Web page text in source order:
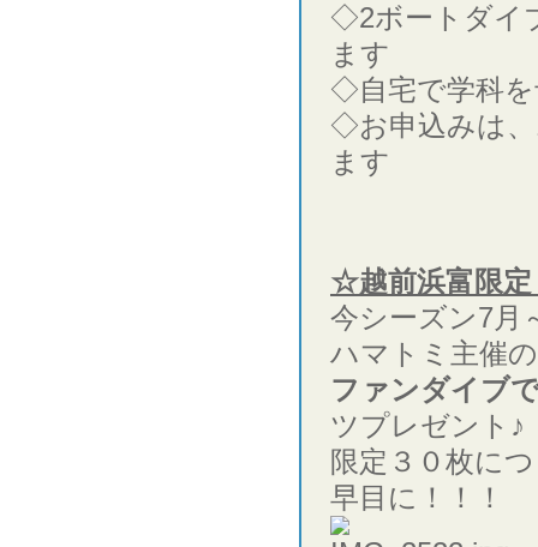
◇2ボートダ
ます
◇自宅で学科
◇お申込みは
ます
☆越前浜富限
今シーズン7月
ハマトミ主催の
ファンダイブ
ツプレゼント♪
限定３０枚に
早目に！！！